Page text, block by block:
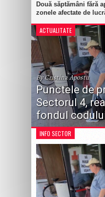
Două săptămâni fără
zonele afectate de
ACTUALITATE
By Cristina Apostu
Punctele de
Sectorul 4,
fondul
INFO SECTOR